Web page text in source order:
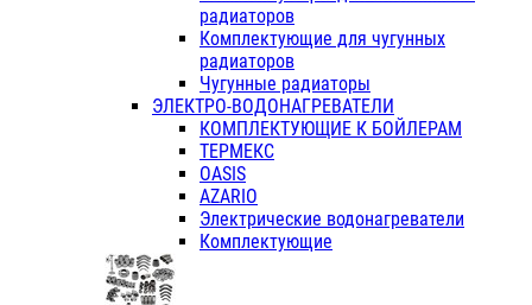
радиаторов
Комплектующие для чугунных
радиаторов
Чугунные радиаторы
ЭЛЕКТРО-ВОДОНАГРЕВАТЕЛИ
КОМПЛЕКТУЮЩИЕ К БОЙЛЕРАМ
ТЕРМЕКС
OASIS
AZARIO
Электрические водонагреватели
Комплектующие